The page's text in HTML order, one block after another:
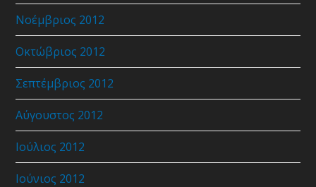
Νοέμβριος 2012
Οκτώβριος 2012
Σεπτέμβριος 2012
Αύγουστος 2012
Ιούλιος 2012
Ιούνιος 2012